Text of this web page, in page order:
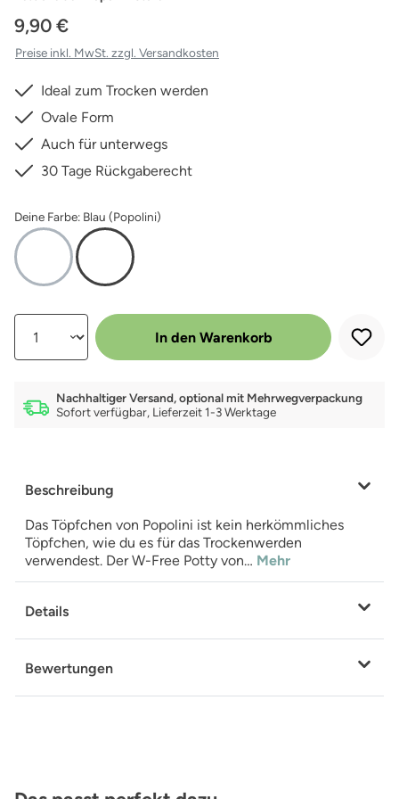
9,90 €
Preise inkl. MwSt. zzgl. Versandkosten
Ideal zum Trocken werden
Ovale Form
Auch für unterwegs
30 Tage Rückgaberecht
Deine Farbe: Blau (Popolini)
Produkt Anzahl: Gib den gewünschten Wert ein oder benutze die
In den Warenkorb
Nachhaltiger Versand, optional mit Mehrwegverpackung
Sofort verfügbar, Lieferzeit 1-3 Werktage
Beschreibung
Das Töpfchen von Popolini ist kein herkömmliches
Töpfchen, wie du es für das Trockenwerden
verwendest. Der W-Free Potty von… Mehr
Details
Bewertungen
Produktgalerie überspringen